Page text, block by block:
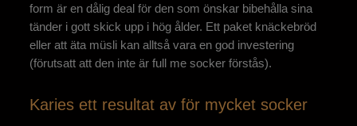
form är en dålig deal för den som önskar bibehålla sina
tänder i gott skick upp i hög ålder. Ett paket knäckebröd
eller att äta müsli kan alltså vara en god investering
(förutsatt att den inte är full me socker förstås).
Karies ett resultat av för mycket socker